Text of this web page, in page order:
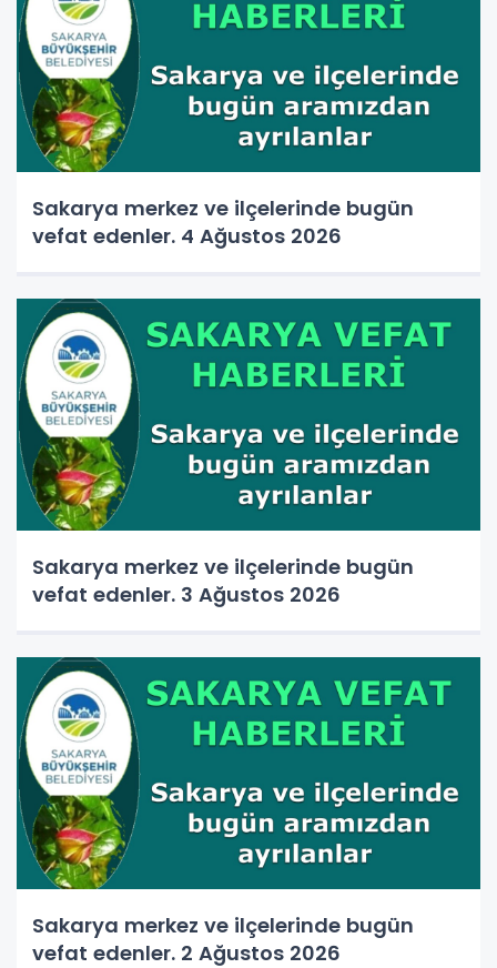
Sakarya merkez ve ilçelerinde bugün
vefat edenler. 4 Ağustos 2026
Sakarya merkez ve ilçelerinde bugün
vefat edenler. 3 Ağustos 2026
Sakarya merkez ve ilçelerinde bugün
vefat edenler. 2 Ağustos 2026